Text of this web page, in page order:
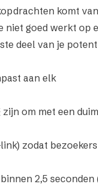
komt
niet goed werkt op
deel van je
aan elk
om met een
zodat bezoekers
2,5 seconden